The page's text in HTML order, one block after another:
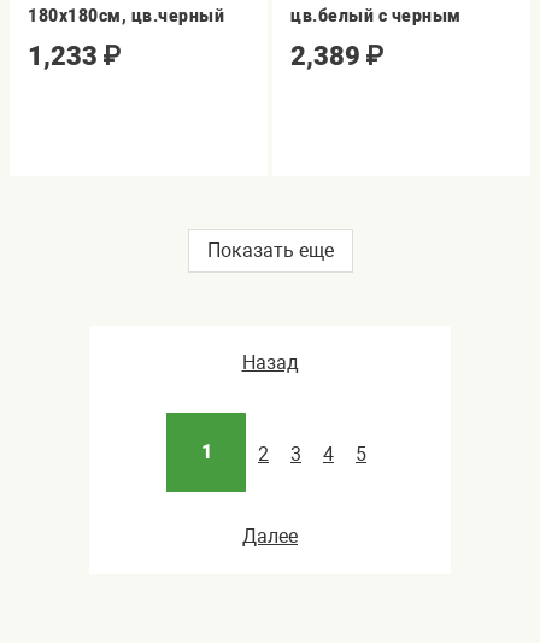
180х180см, цв.черный
1,233 ₽
цв.белый с черным
2,389 ₽
Показать еще
Назад
1 2 3 4 5
Далее